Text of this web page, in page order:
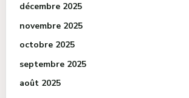
décembre 2025
novembre 2025
octobre 2025
septembre 2025
août 2025